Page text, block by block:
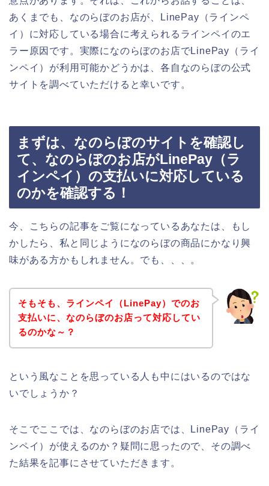
あくまでも、なのらぼのお店が、LinePay（ラインペ
イ）に対応している場合に考えられるラインペイのエ
ラー原因です。実際になのらぼのお店でLinePay（ライ
ンペイ）が利用可能かどうかは、各自なのらぼの公式
サイトを調べていただけると幸いです。
まずは、なのらぼのサイトを確認し
て、なのらぼのお店がLinePay（ラ
インペイ）の支払いに対応している
のかを確認する！
今、こちらの記事をご覧になっているあなたは、もし
かしたら、私と同じようになのらぼの商品にかなり興
味がある方かもしれません。でも、、、。
そもそも、ラインペイ（LinePay）でのお
支払いに、なのらぼのお店って対応してい
るのかな～？
という風なことを思っている人も中にはいるのではな
いでしょうか？
そこでここでは、なのらぼのお店では、LinePay（ライ
ンペイ）が使えるのか？疑問に思ったので、その調べ
た結果を記事にさせていただきます。